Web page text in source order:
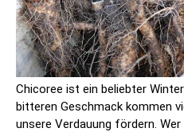
Chicoree ist ein beliebter
bitteren Geschmack kommen
unsere Verdauung fördern.